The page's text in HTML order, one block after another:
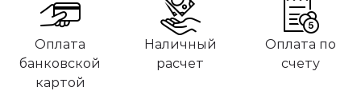
Оплата
банковской
картой
Наличный
расчет
Оплата по
счету